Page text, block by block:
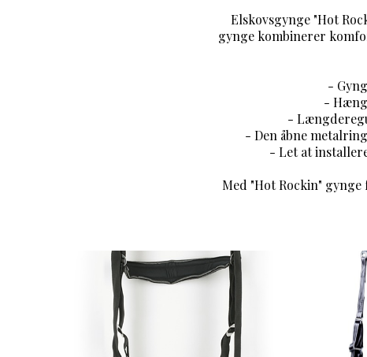
Elskovsgynge "Hot
gynge kombinerer
-
-
-
- Den åbne
- Let at
Med "Hot Rockin"